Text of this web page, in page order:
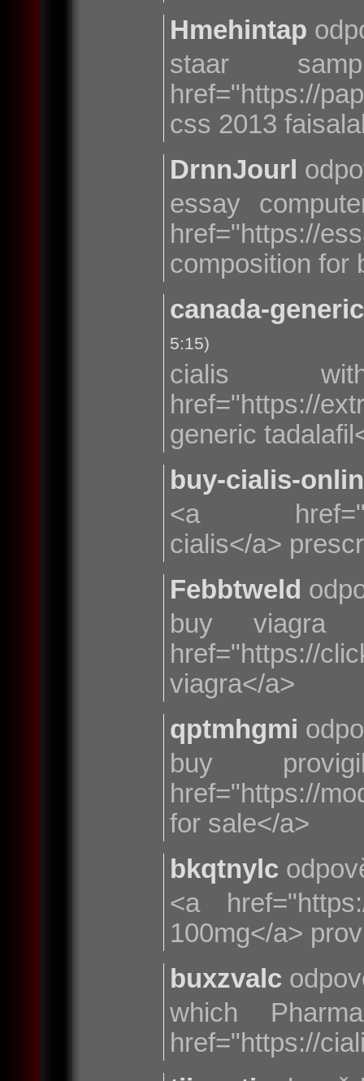
Hmehintap
staar
href="https://
css 2013
DrnnJourl
essay
composition for
canada-
5:15)
cialis
href="https://
generic
buy-cialis-
<a
cialis</a>
Febbtweld
buy viagra
href="https://
viagra</a>
qptmhgmi
buy
href="https://
for sale</a>
bkqtnylc
<a
100mg</a>
buxzvalc
which
href="https://